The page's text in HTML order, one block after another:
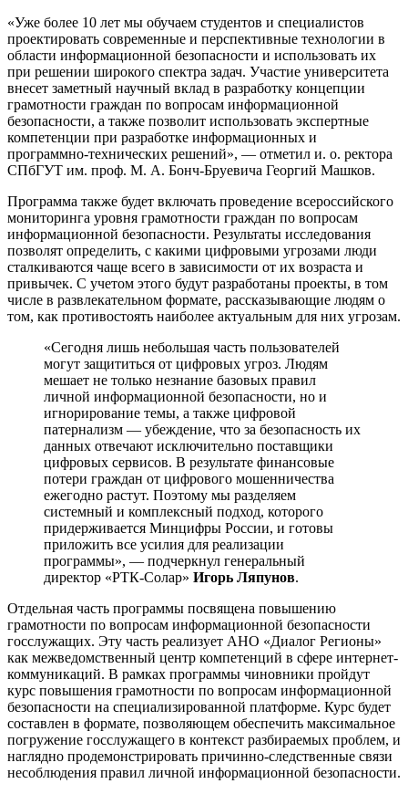
«Уже более 10 лет мы обучаем студентов и специалистов
проектировать современные и перспективные технологии в
области информационной безопасности и использовать их
при решении широкого спектра задач. Участие университета
внесет заметный научный вклад в разработку концепции
грамотности граждан по вопросам информационной
безопасности, а также позволит использовать экспертные
компетенции при разработке информационных и
программно-технических решений», — отметил и. о. ректора
СПбГУТ им. проф. М. А. Бонч-Бруевича Георгий Машков.
Программа также будет включать проведение всероссийского
мониторинга уровня грамотности граждан по вопросам
информационной безопасности. Результаты исследования
позволят определить, с какими цифровыми угрозами люди
сталкиваются чаще всего в зависимости от их возраста и
привычек. С учетом этого будут разработаны проекты, в том
числе в развлекательном формате, рассказывающие людям о
том, как противостоять наиболее актуальным для них угрозам.
«Сегодня лишь небольшая часть пользователей
могут защититься от цифровых угроз. Людям
мешает не только незнание базовых правил
личной информационной безопасности, но и
игнорирование темы, а также цифровой
патернализм — убеждение, что за безопасность их
данных отвечают исключительно поставщики
цифровых сервисов. В результате финансовые
потери граждан от цифрового мошенничества
ежегодно растут. Поэтому мы разделяем
системный и комплексный подход, которого
придерживается Минцифры России, и готовы
приложить все усилия для реализации
программы», — подчеркнул генеральный
директор «РТК-Солар» Игорь Ляпунов.
Отдельная часть программы посвящена повышению
грамотности по вопросам информационной безопасности
госслужащих. Эту часть реализует АНО «Диалог Регионы»
как межведомственный центр компетенций в сфере интернет-
коммуникаций. В рамках программы чиновники пройдут
курс повышения грамотности по вопросам информационной
безопасности на специализированной платформе. Курс будет
составлен в формате, позволяющем обеспечить максимальное
погружение госслужащего в контекст разбираемых проблем, и
наглядно продемонстрировать причинно-следственные связи
несоблюдения правил личной информационной безопасности.